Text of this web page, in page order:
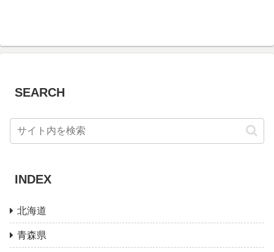
SEARCH
INDEX
北海道
青森県